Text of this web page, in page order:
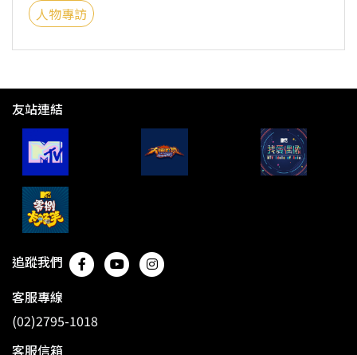
人物專訪
友站連結
追蹤我們
客服專線
(02)2795-1018
客服信箱